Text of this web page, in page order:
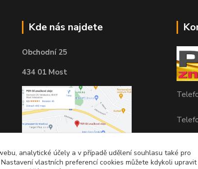
Kde nás najdete
Obchodní 25
434 01 Most
analytické účely a v případě udělení souhlasu také pro
vlastních preferencí cookies můžete kdykoli upravit